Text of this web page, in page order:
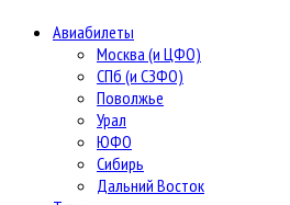
Авиабилеты
Москва (и ЦФО)
СПб (и СЗФО)
Поволжье
Урал
ЮФО
Сибирь
Дальний Восток